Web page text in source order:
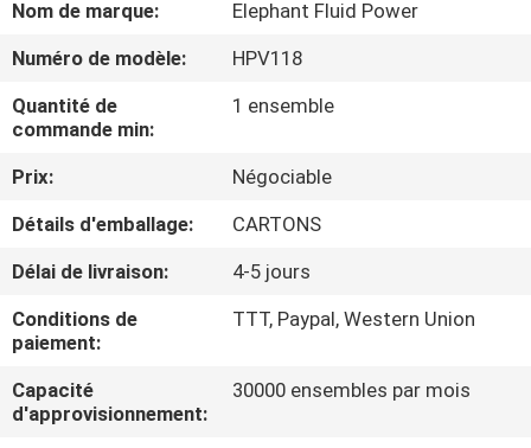
D'USINE
DE
QUALITÉ
CONTACTEZ-
NOUS
NOUVELLES
Nom de marque:
Elephant Fluid Power
Numéro de modèle:
HPV118
Quantité de
commande min:
1 ensemble
Prix:
Négociable
Détails d'emballage:
CARTONS
Délai de livraison:
4-5 jours
Conditions de
paiement:
TTT, Paypal, Western Union
Capacité
d'approvisionnement:
30000 ensembles par mois